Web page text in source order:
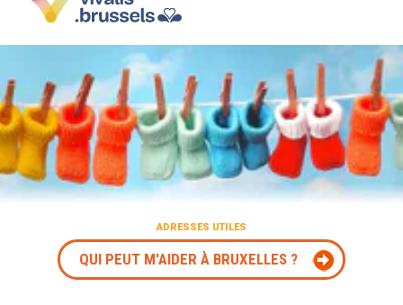
ADRESSES UTILES
QUI PEUT M'AIDER À BRUXELLES ?